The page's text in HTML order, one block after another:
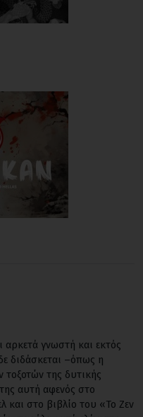
αρκετά γνωστή και εκτός
διδάσκεται –όπως η
της δυτικής
αυτή αφενός στο
και στο βιβλίο του «Το Ζεν